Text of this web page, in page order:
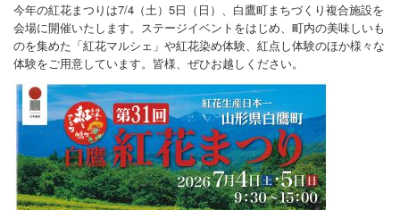
■夏・紅花生育日記
■ └ 2008年
■ └ 2006-2007
■白鷹紅花まつり
■秋・鮎
■白鷹鮎まつり
今年の紅花まつりは7/4（土）5日（日）、白鷹町まちづくり複合施設を
会場に開催いたします。ステージイベントをはじめ、町内の美味しいも
のを集めた「紅花マルシェ」や紅花染め体験、紅点し体験のほか様々な
体験をご用意しています。皆様、ぜひお越しください。